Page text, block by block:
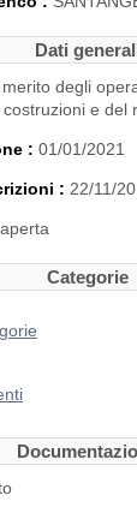
nell'Elenco
al
con
n. 2153 del
AL
DI
IL
ALL'AREA
Dati
degli
e del
: 01/01/2021
: 22/11/
Categorie